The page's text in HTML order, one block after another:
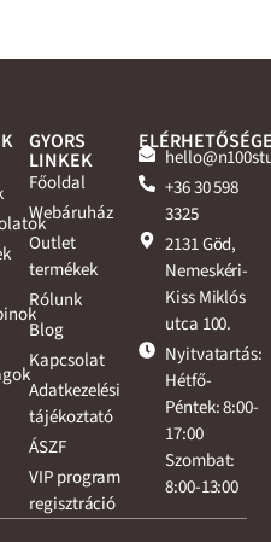
GYORS
LINKEK
Főoldal
Webáruház
Outlet
termékek
Rólunk
Blog
Kapcsolat
Adatkezelési
tájékoztató
ÁSZF
VIP program
regisztráció
+36 30 598
3325
2131 Göd,
Nemeskéri-
Kiss Miklós
utca 100.
Nyitvatartás:
Hétfő-
Péntek: 8:00-
17:00
Szombat:
8:00-13:00